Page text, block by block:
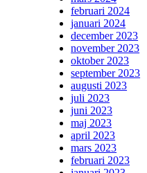
februari 2024
januari 2024
december 2023
november 2023
oktober 2023
september 2023
augusti 2023
juli 2023
juni 2023
maj 2023
april 2023
mars 2023
februari 2023